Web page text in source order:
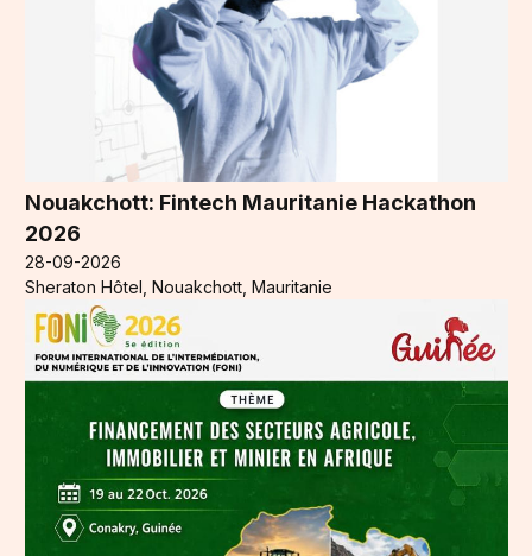
Nouakchott: Fintech Mauritanie Hackathon
2026
28-09-2026
Sheraton Hôtel, Nouakchott, Mauritanie